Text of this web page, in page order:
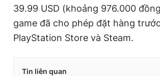
39.99 USD (khoảng 976.000
game đã cho phép đặt hàng
PlayStation Store và Steam.
Tin liên quan